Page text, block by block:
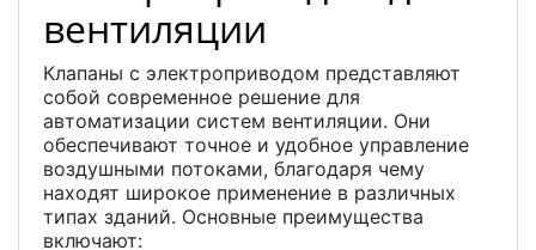
вентиляции
Клапаны с электроприводом представляют
собой современное решение для
автоматизации систем вентиляции. Они
обеспечивают точное и удобное управление
воздушными потоками, благодаря чему
находят широкое применение в различных
типах зданий. Основные преимущества
включают: